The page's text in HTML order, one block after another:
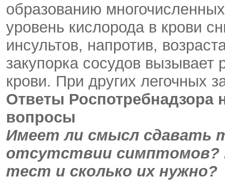
образованию
уровень кислорода в крови
инсультов, напротив,
закупорка сосудов вызывает
крови. При других легочных
Ответы Роспотребнадзора
вопросы
Имеет ли смысл сдавать
отсутствии симптомов?
тест и сколько их нужно?